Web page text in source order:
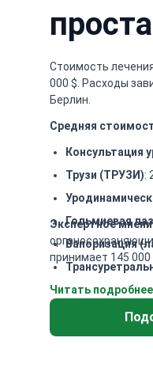
Стоимость
000 $. Расходы
Берлин.
Средняя
Консультация
Трузи (ТРУЗИ):
Гольмиевая
Вапоризация
Экспертное
принимает 145
Читать подробнее